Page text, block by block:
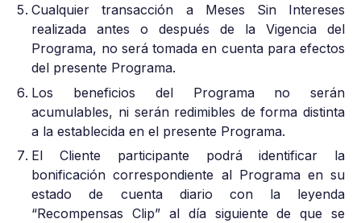
Cualquier transacción a Meses Sin Intereses
realizada antes o después de la Vigencia del
Programa, no será tomada en cuenta para efectos
del presente Programa.
Los beneficios del Programa no serán
acumulables, ni serán redimibles de forma distinta
a la establecida en el presente Programa.
El Cliente participante podrá identificar la
bonificación correspondiente al Programa en su
estado de cuenta diario con la leyenda
“Recompensas Clip” al día siguiente de que se